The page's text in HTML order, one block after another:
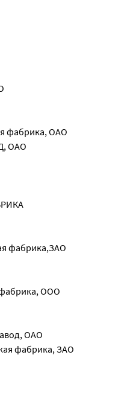
фабрика, ОАО
ОАО
фабрика,ЗАО
фабрика, ООО
ОАО
фабрика, ЗАО